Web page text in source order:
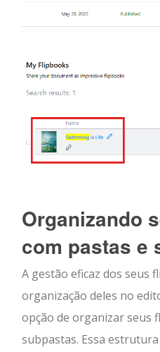
Organizando
com pastas e
A gestão eficaz dos seus
organização deles no
opção de organizar seus
subpastas. Essa